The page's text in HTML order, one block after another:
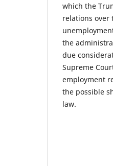
which the
relations over
the
due
Supreme
employment
the possible
law.